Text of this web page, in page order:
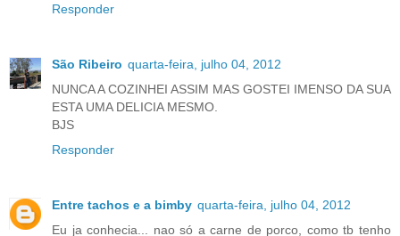
Responder
São Ribeiro quarta-feira, julho 04, 2012
NUNCA A COZINHEI ASSIM MAS GOSTEI IMENSO DA SUA
ESTA UMA DELICIA MESMO.
BJS
Responder
Entre tachos e a bimby quarta-feira, julho 04, 2012
Eu ja conhecia... nao só a carne de porco, como tb tenho